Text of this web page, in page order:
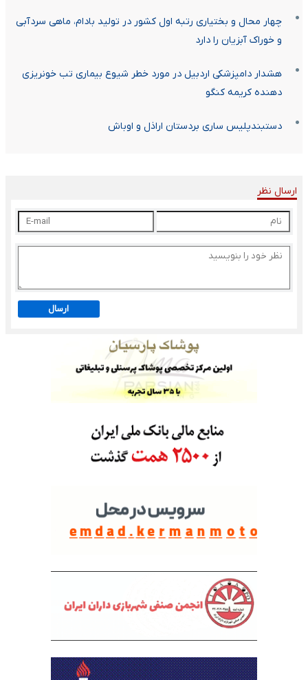
چهار محال و بختیاری رتبه اول کشور در تولید بادام، ماهی سردآبی
و خوراک آبزیان را دارد
هشدار دامپزشکی اردبیل در مورد خطر شیوع بیماری تب خونریزی
دهنده کریمه کنگو
دستبندپلیس ساری بردستان اراذل و اوباش
ارسال نظر
ارسال